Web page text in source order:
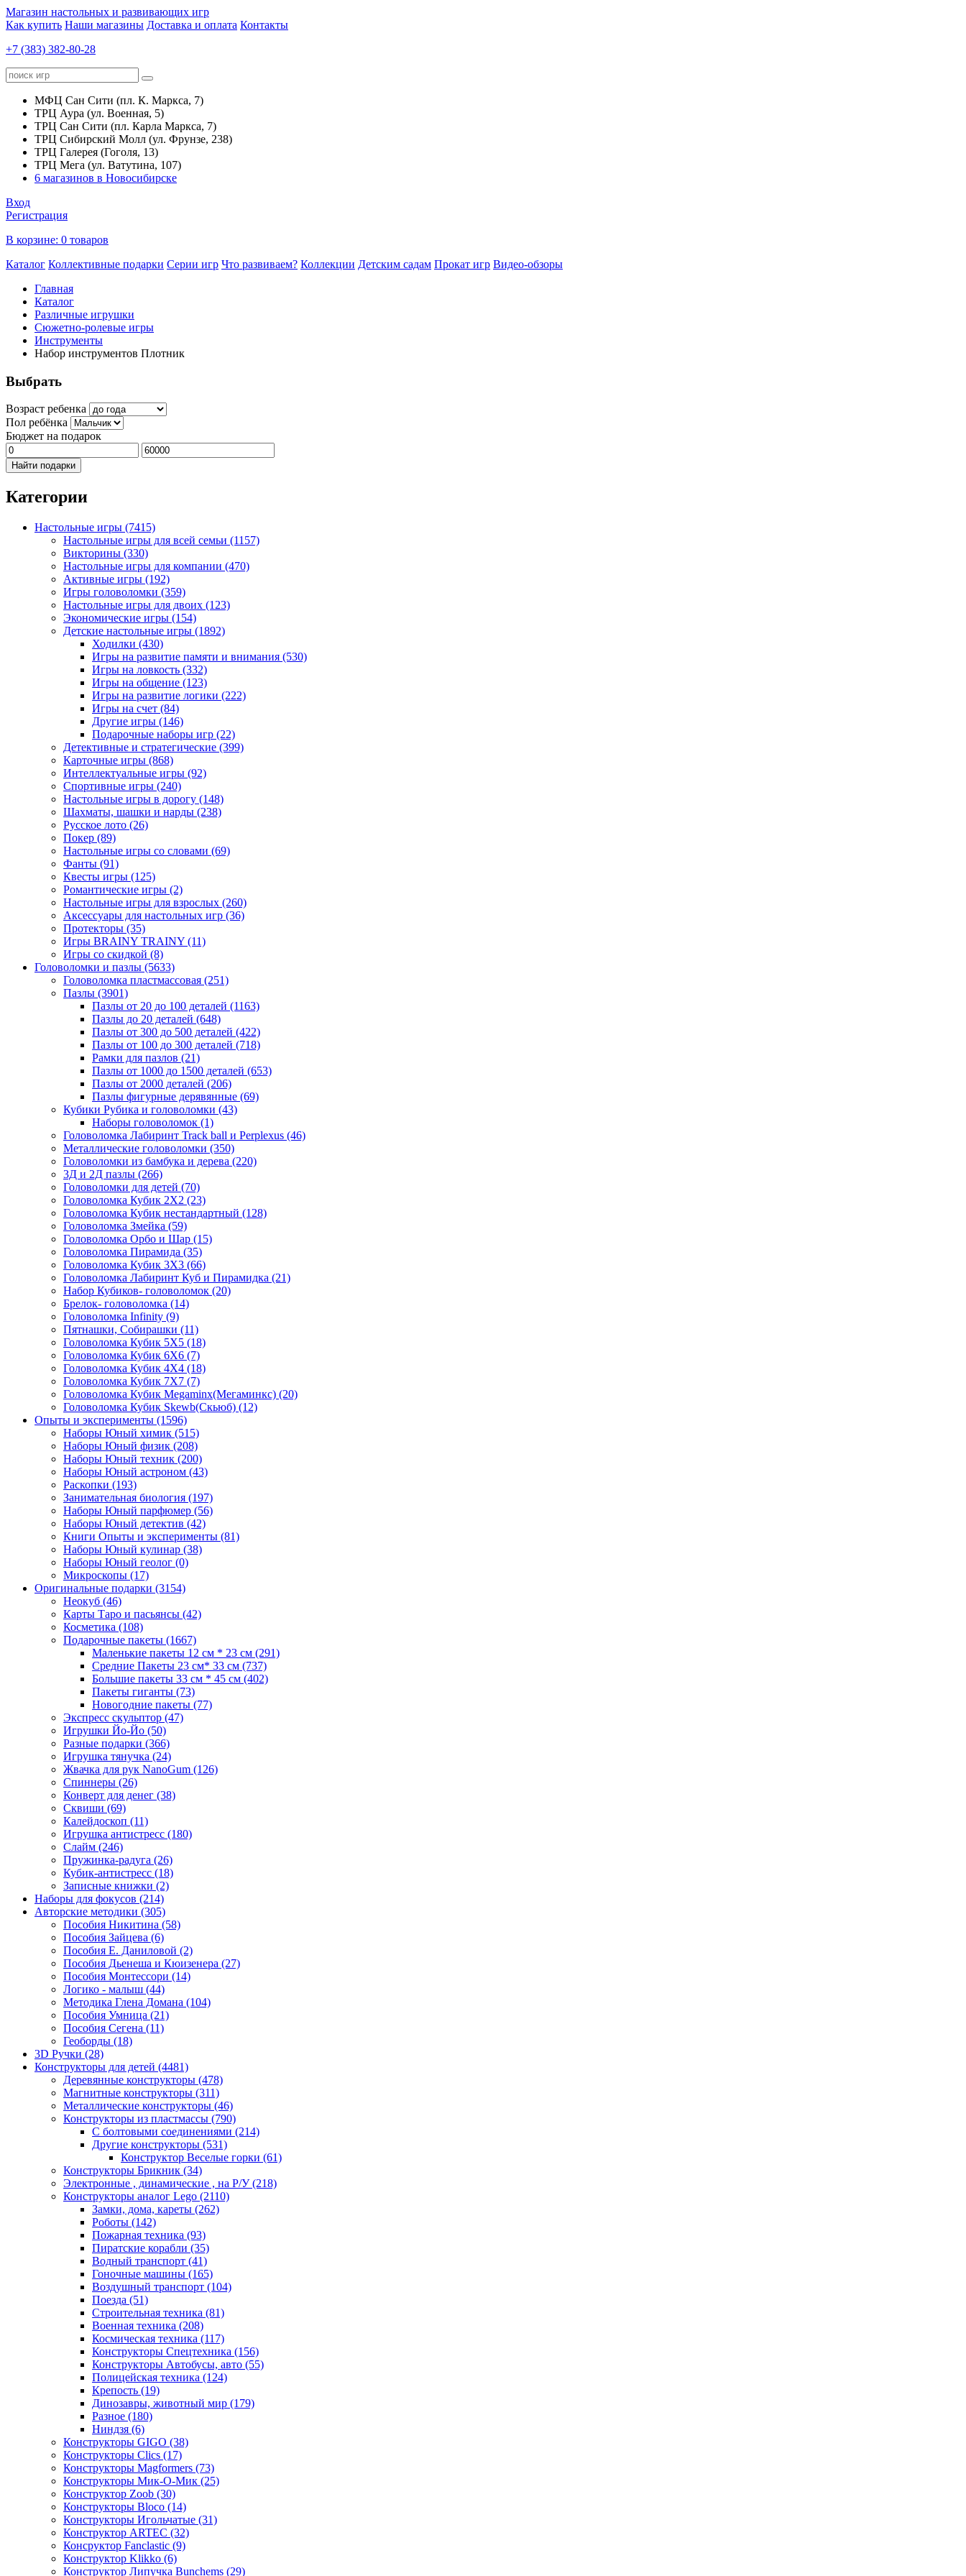
Магазин настольных и развивающих игр
Как купить Наши магазины Доставка и оплата Контакты
+7 (383) 382-80-28
МФЦ Сан Сити (пл. К. Маркса, 7)
ТРЦ Аура (ул. Военная, 5)
ТРЦ Сан Сити (пл. Карла Маркса, 7)
ТРЦ Сибирский Молл (ул. Фрунзе, 238)
ТРЦ Галерея (Гоголя, 13)
ТРЦ Мега (ул. Ватутина, 107)
6 магазинов в Новосибирске
Вход
Регистрация
В корзине: 0 товаров
Каталог Коллективные подарки Серии игр Что развиваем? Коллекции Детским садам Прокат игр Видео-обзоры
Главная
Каталог
Различные игрушки
Сюжетно-ролевые игры
Инструменты
Набор инструментов Плотник
Выбрать
Возраст ребенка
Пол ребёнка
Бюджет на подарок
Найти подарки
Категории
Настольные игры (7415)
Настольные игры для всей семьи (1157)
Викторины (330)
Настольные игры для компании (470)
Активные игры (192)
Игры головоломки (359)
Настольные игры для двоих (123)
Экономические игры (154)
Детские настольные игры (1892)
Ходилки (430)
Игры на развитие памяти и внимания (530)
Игры на ловкость (332)
Игры на общение (123)
Игры на развитие логики (222)
Игры на счет (84)
Другие игры (146)
Подарочные наборы игр (22)
Детективные и стратегические (399)
Карточные игры (868)
Интеллектуальные игры (92)
Спортивные игры (240)
Настольные игры в дорогу (148)
Шахматы, шашки и нарды (238)
Русское лото (26)
Покер (89)
Настольные игры со словами (69)
Фанты (91)
Квесты игры (125)
Романтические игры (2)
Настольные игры для взрослых (260)
Аксессуары для настольных игр (36)
Протекторы (35)
Игры BRAINY TRAINY (11)
Игры со скидкой (8)
Головоломки и пазлы (5633)
Головоломка пластмассовая (251)
Пазлы (3901)
Пазлы от 20 до 100 деталей (1163)
Пазлы до 20 деталей (648)
Пазлы от 300 до 500 деталей (422)
Пазлы от 100 до 300 деталей (718)
Рамки для пазлов (21)
Пазлы от 1000 до 1500 деталей (653)
Пазлы от 2000 деталей (206)
Пазлы фигурные дерявянные (69)
Кубики Рубика и головоломки (43)
Наборы головоломок (1)
Головоломка Лабиринт Track ball и Perplexus (46)
Металлические головоломки (350)
Головоломки из бамбука и дерева (220)
3Д и 2Д пазлы (266)
Головоломки для детей (70)
Головоломка Кубик 2Х2 (23)
Головоломка Кубик нестандартный (128)
Головоломка Змейка (59)
Головоломка Орбо и Шар (15)
Головоломка Пирамида (35)
Головоломка Кубик 3Х3 (66)
Головоломка Лабиринт Куб и Пирамидка (21)
Набор Кубиков- головоломок (20)
Брелок- головоломка (14)
Головоломка Infinity (9)
Пятнашки, Собирашки (11)
Головоломка Кубик 5Х5 (18)
Головоломка Кубик 6Х6 (7)
Головоломка Кубик 4Х4 (18)
Головоломка Кубик 7Х7 (7)
Головоломка Кубик Megaminx(Мегаминкс) (20)
Головоломка Кубик Skewb(Скьюб) (12)
Опыты и эксперименты (1596)
Наборы Юный химик (515)
Наборы Юный физик (208)
Наборы Юный техник (200)
Наборы Юный астроном (43)
Раскопки (193)
Занимательная биология (197)
Наборы Юный парфюмер (56)
Наборы Юный детектив (42)
Книги Опыты и эксперименты (81)
Наборы Юный кулинар (38)
Наборы Юный геолог (0)
Микроскопы (17)
Оригинальные подарки (3154)
Неокуб (46)
Карты Таро и пасьянсы (42)
Косметика (108)
Подарочные пакеты (1667)
Маленькие пакеты 12 см * 23 см (291)
Средние Пакеты 23 см* 33 см (737)
Большие пакеты 33 см * 45 см (402)
Пакеты гиганты (73)
Новогодние пакеты (77)
Экспресс скульптор (47)
Игрушки Йо-Йо (50)
Разные подарки (366)
Игрушка тянучка (24)
Жвачка для рук NanoGum (126)
Спиннеры (26)
Конверт для денег (38)
Сквиши (69)
Калейдоскоп (11)
Игрушка антистресс (180)
Слайм (246)
Пружинка-радуга (26)
Кубик-антистресс (18)
Записные книжки (2)
Наборы для фокусов (214)
Авторские методики (305)
Пособия Никитина (58)
Пособия Зайцева (6)
Пособия Е. Даниловой (2)
Пособия Дьенеша и Кюизенера (27)
Пособия Монтессори (14)
Логико - малыш (44)
Методика Глена Домана (104)
Пособия Умница (21)
Пособия Сегена (11)
Геоборды (18)
3D Ручки (28)
Конструкторы для детей (4481)
Деревянные конструкторы (478)
Магнитные конструкторы (311)
Металлические конструкторы (46)
Конструкторы из пластмассы (790)
С болтовыми соединениями (214)
Другие конструкторы (531)
Конструктор Веселые горки (61)
Конструкторы Брикник (34)
Электронные , динамические , на Р/У(218)
Конструкторы аналог Lego (2110)
Замки, дома, кареты (262)
Роботы (142)
Пожарная техника (93)
Пиратские корабли (35)
Водный транспорт (41)
Гоночные машины (165)
Воздушный транспорт (104)
Поезда (51)
Строительная техника (81)
Военная техника (208)
Космическая техника (117)
Конструкторы Спецтехника (156)
Конструкторы Автобусы, авто (55)
Полицейская техника (124)
Крепость (19)
Динозавры, животный мир (179)
Разное (180)
Ниндзя (6)
Конструкторы GIGO (38)
Конструкторы Clics (17)
Конструкторы Magformers (73)
Конструкторы Мик-О-Мик (25)
Конструктор Zoob (30)
Конструкторы Bloco (14)
Конструкторы Игольчатые (31)
Конструктор ARTEC (32)
Консруктор Fanclastic (9)
Конструктор Klikko (6)
Конструктор Липучка Bunchems (29)